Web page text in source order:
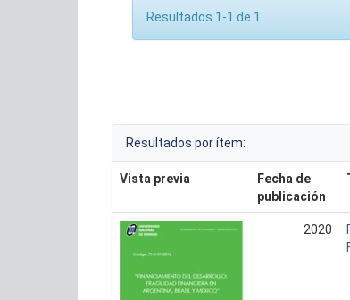
Resultados 1-1 de 1.
Resultados por ítem:
Vista previa
Fecha de
publicación
2020